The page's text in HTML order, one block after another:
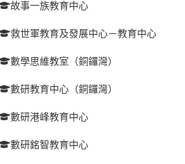
故事一族教育中心
救世軍教育及發展中心－教育中心
數學思維教室（銅鑼灣）
數研教育中心（銅鑼灣）
數研港峰教育中心
數研銘智教育中心